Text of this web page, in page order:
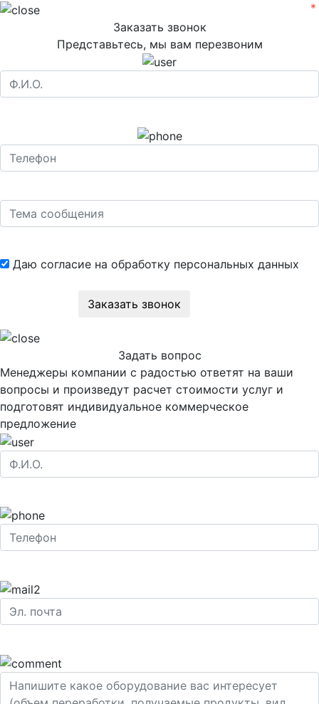
Заказать звонок
Представьтесь, мы вам перезвоним
Даю согласие на обработку персональных данных
Задать вопрос
Менеджеры компании с радостью ответят на ваши
вопросы и произведут расчет стоимости услуг и
подготовят индивидуальное коммерческое
предложение